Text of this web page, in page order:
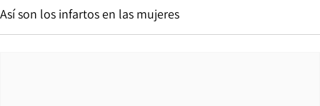
Así son los infartos en las mujeres